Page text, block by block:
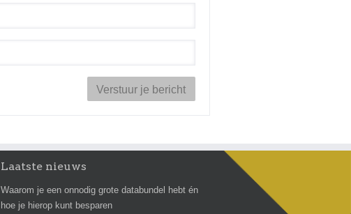
Laatste nieuws
Waarom je een onnodig grote databundel hebt én
hoe je hierop kunt besparen